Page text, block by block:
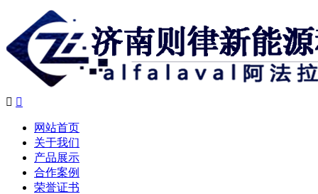
 
网站首页
关于我们
产品展示
合作案例
荣誉证书